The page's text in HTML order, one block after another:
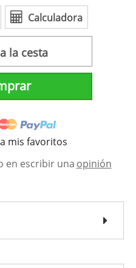
Calculadora
la cesta
mis favoritos
en escribir una opinión